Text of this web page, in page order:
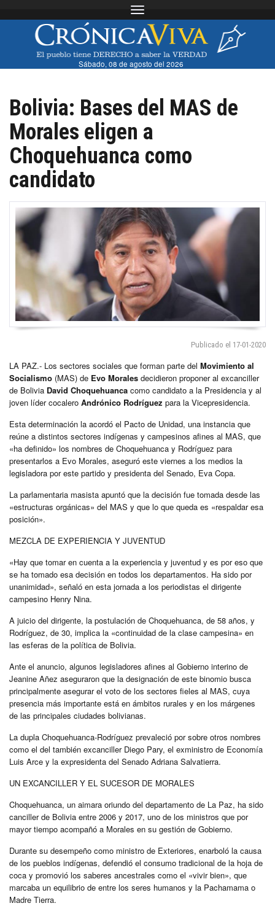
Toggle navigation
Sábado, 08 de agosto del 2026
Bolivia: Bases del MAS de
Morales eligen a
Choquehuanca como
candidato
Publicado el 17-01-2020
LA PAZ.- Los sectores sociales que forman parte del Movimiento al
Socialismo (MAS) de Evo Morales decidieron proponer al excanciller
de Bolivia David Choquehuanca como candidato a la Presidencia y al
joven líder cocalero Andrónico Rodríguez para la Vicepresidencia.
Esta determinación la acordó el Pacto de Unidad, una instancia que
reúne a distintos sectores indígenas y campesinos afines al MAS, que
«ha definido» los nombres de Choquehuanca y Rodríguez para
presentarlos a Evo Morales, aseguró este viernes a los medios la
legisladora por este partido y presidenta del Senado, Eva Copa.
La parlamentaria masista apuntó que la decisión fue tomada desde las
«estructuras orgánicas» del MAS y que lo que queda es «respaldar esa
posición».
MEZCLA DE EXPERIENCIA Y JUVENTUD
«Hay que tomar en cuenta a la experiencia y juventud y es por eso que
se ha tomado esa decisión en todos los departamentos. Ha sido por
unanimidad», señaló en esta jornada a los periodistas el dirigente
campesino Henry Nina.
A juicio del dirigente, la postulación de Choquehuanca, de 58 años, y
Rodríguez, de 30, implica la «continuidad de la clase campesina» en
las esferas de la política de Bolivia.
Ante el anuncio, algunos legisladores afines al Gobierno interino de
Jeanine Añez aseguraron que la designación de este binomio busca
principalmente asegurar el voto de los sectores fieles al MAS, cuya
presencia más importante está en ámbitos rurales y en los márgenes
de las principales ciudades bolivianas.
La dupla Choquehuanca-Rodríguez prevaleció por sobre otros nombres
como el del también excanciller Diego Pary, el exministro de Economía
Luis Arce y la expresidenta del Senado Adriana Salvatierra.
UN EXCANCILLER Y EL SUCESOR DE MORALES
Choquehuanca, un aimara oriundo del departamento de La Paz, ha sido
canciller de Bolivia entre 2006 y 2017, uno de los ministros que por
mayor tiempo acompañó a Morales en su gestión de Gobierno.
Durante su desempeño como ministro de Exteriores, enarboló la causa
de los pueblos indígenas, defendió el consumo tradicional de la hoja de
coca y promovió los saberes ancestrales como el «vivir bien», que
marcaba un equilibrio de entre los seres humanos y la Pachamama o
Madre Tierra.